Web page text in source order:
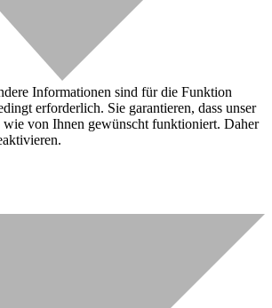
Informationen sind für die Funktion
erforderlich. Sie garantieren, dass unser
wie von Ihnen gewünscht funktioniert. Daher